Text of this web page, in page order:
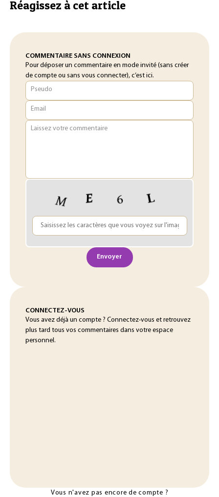
Réagissez à cet article
COMMENTAIRE SANS CONNEXION
Pour déposer un commentaire en mode invité (sans créer
de compte ou sans vous connecter), c’est ici.
Pseudo
Email
Laissez votre commentaire
Envoyer
CONNECTEZ-VOUS
Vous avez déjà un compte ? Connectez-vous et retrouvez
plus tard tous vos commentaires dans votre espace
personnel.
Vous n'avez pas encore de compte ?